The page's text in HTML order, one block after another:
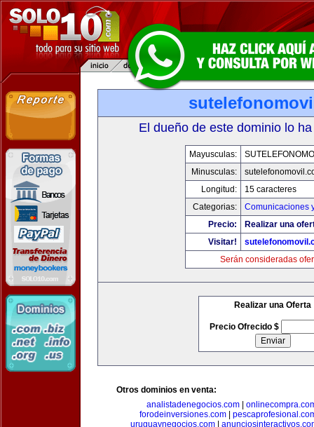
El dueño de este dominio lo
Mayusculas:
Minusculas:
Longitud:
15 caracteres
Categorias:
Comunicaciones
Precio:
Realizar una
Visitar!
Serán consideradas
Realizar una Oferta
Precio Ofrecido $
Otros dominios en venta:
analistadenegocios.com
forodeinversiones.com
uruguaynegocios.com|